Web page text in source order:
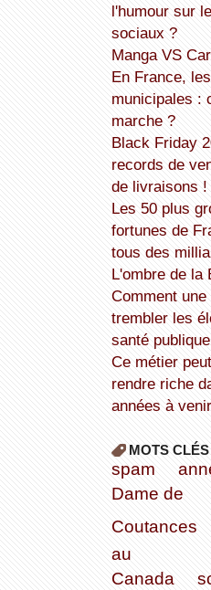
l'humour sur
sociaux ?
Manga VS
En France, les élections
municipales :
marche ?
Black Friday 2025 :
records de
de livraisons !
Les 50 plus grosses
fortunes de
tous des
L'ombre de la Brucellose :
Comment
trembler les
santé
Ce métier peut vous
rendre riche
années à venir
MOTS CLÉS
spam
Dame de
Coutances
au
Canada